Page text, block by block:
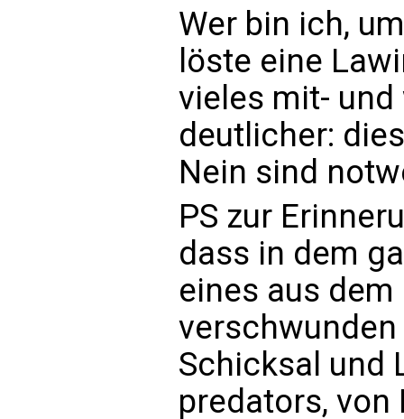
Wer bin ich,
löste eine
vieles mit-
deutlicher:
Nein sind
PS zur
dass in dem
eines aus
Schicksal und
predators,